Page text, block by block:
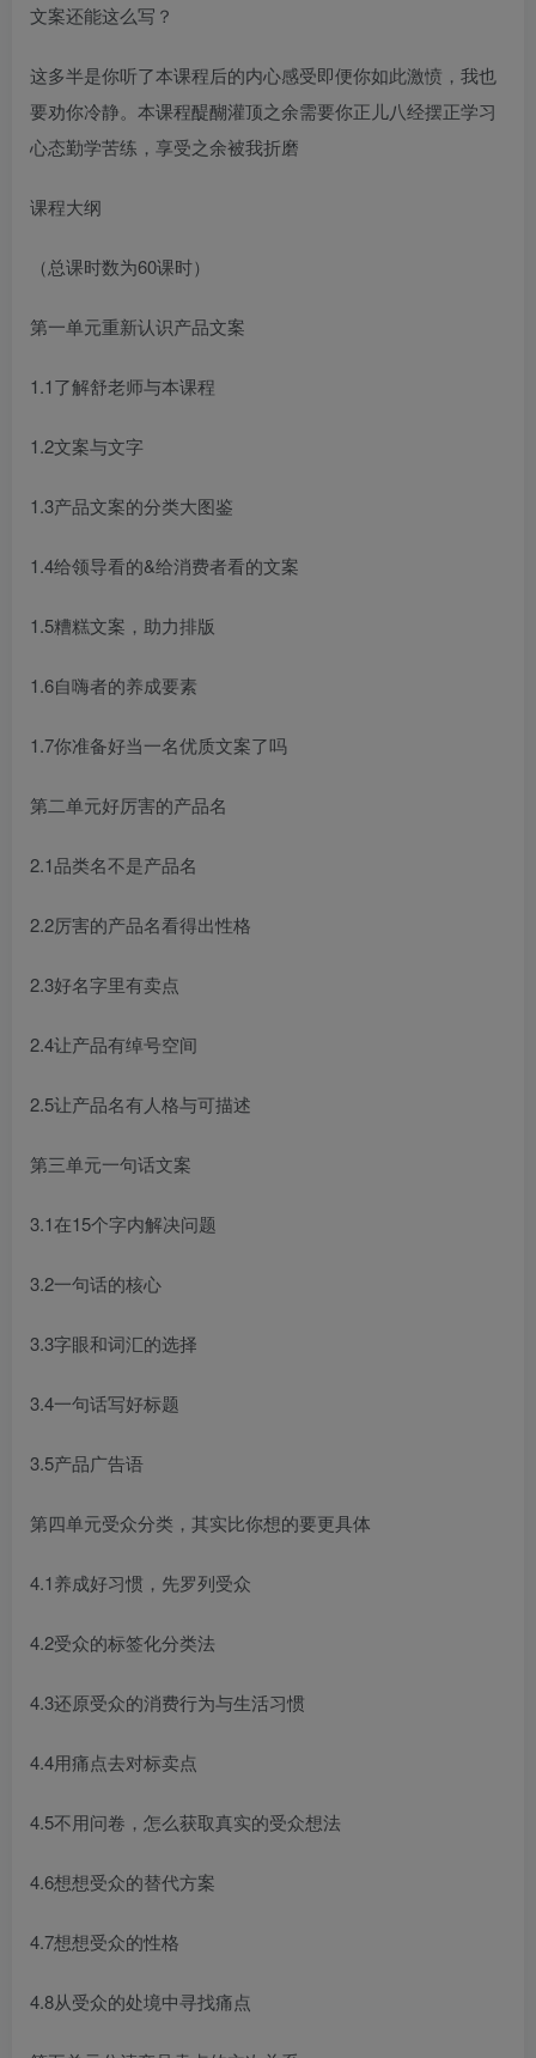
文案还能这么写？
这多半是你听了本课程后的内心感受即便你如此激愤，我也
要劝你冷静。本课程醍醐灌顶之余需要你正儿八经摆正学习
心态勤学苦练，享受之余被我折磨
课程大纲
（总课时数为60课时）
第一单元重新认识产品文案
1.1了解舒老师与本课程
1.2文案与文字
1.3产品文案的分类大图鉴
1.4给领导看的&给消费者看的文案
1.5糟糕文案，助力排版
1.6自嗨者的养成要素
1.7你准备好当一名优质文案了吗
第二单元好厉害的产品名
2.1品类名不是产品名
2.2厉害的产品名看得出性格
2.3好名字里有卖点
2.4让产品有绰号空间
2.5让产品名有人格与可描述
第三单元一句话文案
3.1在15个字内解决问题
3.2一句话的核心
3.3字眼和词汇的选择
3.4一句话写好标题
3.5产品广告语
第四单元受众分类，其实比你想的要更具体
4.1养成好习惯，先罗列受众
4.2受众的标签化分类法
4.3还原受众的消费行为与生活习惯
4.4用痛点去对标卖点
4.5不用问卷，怎么获取真实的受众想法
4.6想想受众的替代方案
4.7想想受众的性格
4.8从受众的处境中寻找痛点